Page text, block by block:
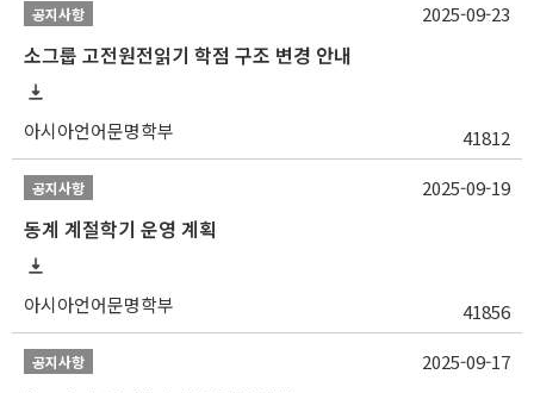
공지사항
소그룹 고전원전읽기 학점 구조 변경 안내
아시아언어문명학부 41812
2025-09-23
공지사항
동계 계절학기 운영 계획
아시아언어문명학부 41856
2025-09-19
공지사항 2025-09-17